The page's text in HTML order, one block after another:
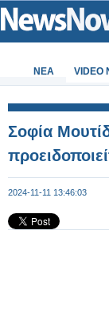
ΝΕΑ VIDEO
Σοφία
2024-11-11 13:46:03